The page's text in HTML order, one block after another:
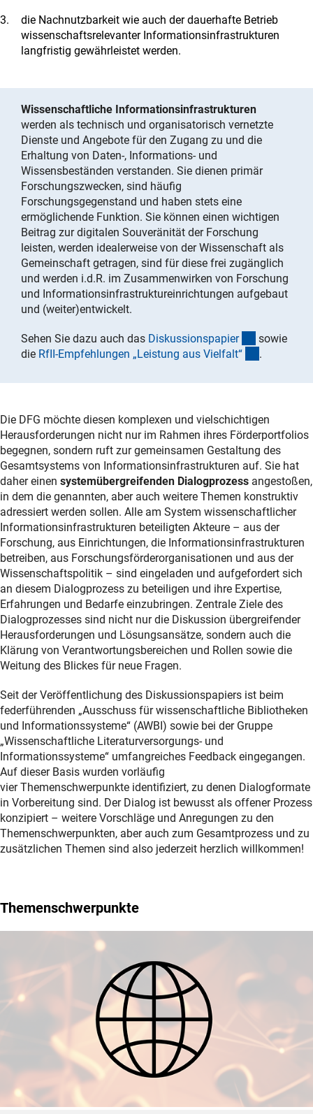
die Nachnutzbarkeit wie auch der dauerhafte Betrieb
wissenschaftsrelevanter Informationsinfrastrukturen
langfristig gewährleistet werden.
Wissenschaftliche Informationsinfrastrukturen
werden als technisch und organisatorisch vernetzte
Dienste und Angebote für den Zugang zu und die
Erhaltung von Daten-, Informations- und
Wissensbeständen verstanden. Sie dienen primär
Forschungszwecken, sind häufig
Forschungsgegenstand und haben stets eine
ermöglichende Funktion. Sie können einen wichtigen
Beitrag zur digitalen Souveränität der Forschung
leisten, werden idealerweise von der Wissenschaft als
Gemeinschaft getragen, sind für diese frei zugänglich
und werden i.d.R. im Zusammenwirken von Forschung
und Informationsinfrastruktureinrichtungen aufgebaut
und (weiter)entwickelt.
Sehen Sie dazu auch das Diskussionspapier (Download)
sowie
die RfII-Empfehlungen „Leistung aus Vielfalt“ (externer
.
Die DFG möchte diesen komplexen und vielschichtigen
Herausforderungen nicht nur im Rahmen ihres Förderportfolios
begegnen, sondern ruft zur gemeinsamen Gestaltung des
Gesamtsystems von Informationsinfrastrukturen auf. Sie hat
daher einen systemübergreifenden Dialogprozess angestoßen,
in dem die genannten, aber auch weitere Themen konstruktiv
adressiert werden sollen. Alle am System wissenschaftlicher
Informationsinfrastrukturen beteiligten Akteure – aus der
Forschung, aus Einrichtungen, die Informationsinfrastrukturen
betreiben, aus Forschungsförderorganisationen und aus der
Wissenschaftspolitik – sind eingeladen und aufgefordert sich
an diesem Dialogprozess zu beteiligen und ihre Expertise,
Erfahrungen und Bedarfe einzubringen. Zentrale Ziele des
Dialogprozesses sind nicht nur die Diskussion übergreifender
Herausforderungen und Lösungsansätze, sondern auch die
Klärung von Verantwortungsbereichen und Rollen sowie die
Weitung des Blickes für neue Fragen.
Seit der Veröffentlichung des Diskussionspapiers ist beim
federführenden „Ausschuss für wissenschaftliche Bibliotheken
und Informationssysteme“ (AWBI) sowie bei der Gruppe
„Wissenschaftliche Literaturversorgungs- und
Informationssysteme“ umfangreiches Feedback eingegangen.
Auf dieser Basis wurden vorläufig
vier Themenschwerpunkte identifiziert, zu denen Dialogformate
in Vorbereitung sind. Der Dialog ist bewusst als offener Prozess
konzipiert – weitere Vorschläge und Anregungen zu den
Themenschwerpunkten, aber auch zum Gesamtprozess und zu
zusätzlichen Themen sind also jederzeit herzlich willkommen!
Themenschwerpunkte